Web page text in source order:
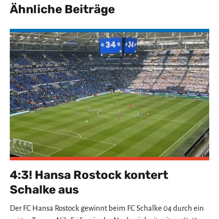
Ähnliche Beiträge
4:3! Hansa Rostock kontert
Schalke aus
Der FC Hansa Rostock gewinnt beim FC Schalke 04 durch ein